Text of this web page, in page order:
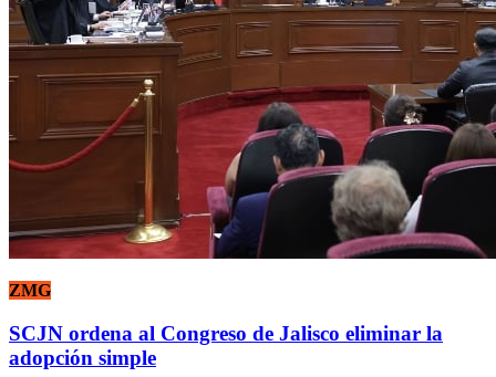
ZMG
SCJN ordena al Congreso de Jalisco eliminar la
adopción simple